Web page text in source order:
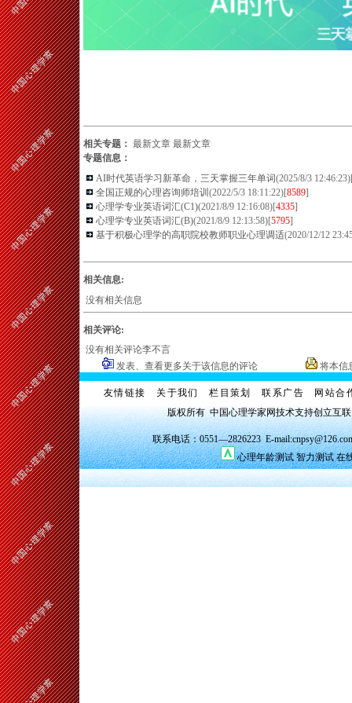
相关专题： 最新文章 最新文章
专题信息：
AI时代英语学习新革命，三天掌握三年单词(2025/8/3
全国正规的心理咨询师培训 (2022/5/3 18:11:22)[8589]
心理学专业英语词汇(C1)(2021/8/9 12:16:08)[4335]
心理学专业英语词汇(B)(2021/8/9 12:13:58)[5795]
基于积极心理学的高职院校教师职业心理调适(2020/12/12
相关信息:
没有相关信息
相关评论:
没有相关评论李不言
发表、查看更多关于该信息的评论
将本信
友情链接 关于我们 栏目策划 联系广告
网站合
版权所有 中国心理学家网技术支持创立互
联系电话：0551—2826223 E-
心理年龄测试 智力测试 在